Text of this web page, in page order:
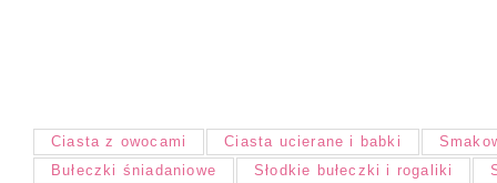
Ciasta z owocami Ciasta ucierane i babki
Bułeczki śniadaniowe
Słodkie bułeczki i rogaliki